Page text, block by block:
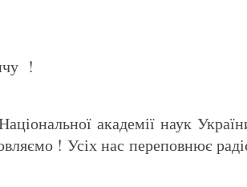
!
академії наук
! Усіх нас переповнює